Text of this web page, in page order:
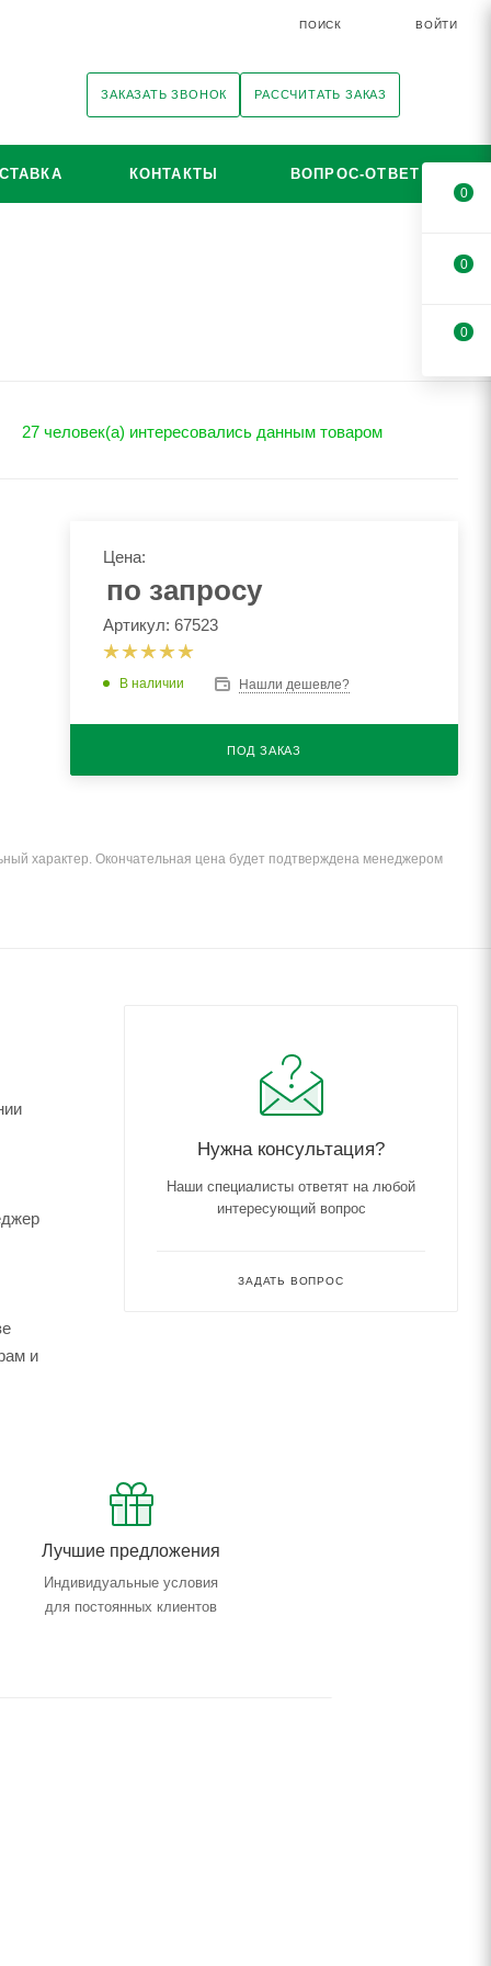
ПОИСК ВОЙТИ
ЗАКАЗАТЬ ЗВОНОК РАССЧИТАТЬ ЗАКАЗ
КОНТАКТЫ ВОПРОС-ОТВЕТ
27 человек(а) интересовались данным товаром
Цена:
по запросу
Артикул: 67523
В наличии Нашли дешевле?
ПОД ЗАКАЗ
характер. Окончательная цена будет подтверждена менеджером
и
Лучшие предложения
Индивидуальные условия
для постоянных клиентов
Нужна консультация?
Наши специалисты ответят на любой
интересующий вопрос
ЗАДАТЬ ВОПРОС
0
0
0